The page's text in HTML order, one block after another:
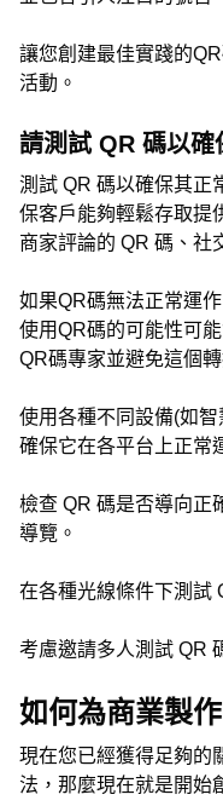
讓您創建最佳實踐的
活動。
請測試 QR 碼以確
測試 QR 碼以確保其正
保客戶能夠輕鬆存取提
商家評論的 QR 碼、社
如果QR碼無法正常運
使用QR碼的可能性可
QR碼專家並避免這個
使用各種不同設備(如
確保它在各平台上正常
檢查 QR 碼是否導向正
導覽。
在各種光線條件下測試
考慮邀請多人測試 QR
如何為商業製
現在您已經獲得足夠的
法，那麼現在就是開始